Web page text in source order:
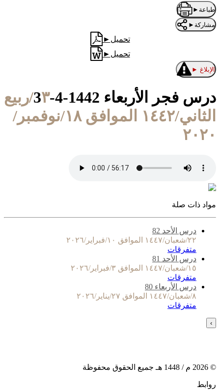
طباعة ►
مشاركة ►
تحميل ►
تحميل ►
الإبلاغ ►
درس فجر الأربعاء 1442-4-3
٣/ربيع
الثاني/١٤٤٢ الموافق ١٨/نوفمبر/
٢٠٢٠
مواد ذات صلة
درس الأحد 82
٢٢/شعبان/١٤٤٧ الموافق ١٠/فبراير/٢٠٢٦
متفرقات
درس الأحد 81
١٥/شعبان/١٤٤٧ الموافق ٣/فبراير/٢٠٢٦
متفرقات
درس الأربعاء 80
٨/شعبان/١٤٤٧ الموافق ٢٧/يناير/٢٠٢٦
متفرقات
›
©
2026 م / 1448 هـ جميع الحقوق محفوظة
روابط